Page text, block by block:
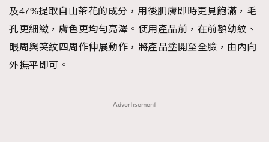
及47%提取自山茶花的成分，用後肌膚即時更見飽滿，毛
孔更細緻，膚色更均勻亮澤。使用產品前，在前額幼紋、
眼周與笑紋四周作伸展動作，將產品塗開至全臉，由內向
外撫平即可。
Advertisement